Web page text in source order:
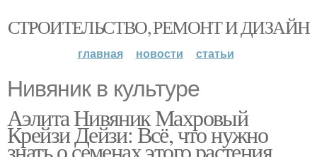
СТРОИТЕЛЬСТВО, РЕМОНТ И ДИЗАЙН
главная новости статьи
Нивяник в культуре
Аэлита Нивяник Махровый
Крейзи Дейзи: Всё, что нужно